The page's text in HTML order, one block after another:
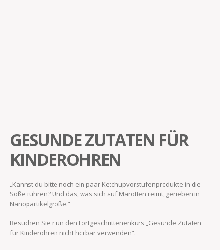
GESUNDE ZUTATEN FÜR
KINDEROHREN
„Kannst du bitte noch ein paar Ketchupvorstufenprodukte in die
Soße rühren? Und das, was sich auf Marotten reimt, gerieben in
Nanopartikelgröße.“
Besuchen Sie nun den Fortgeschrittenenkurs „Gesunde Zutaten
für Kinderohren nicht hörbar verwenden“.